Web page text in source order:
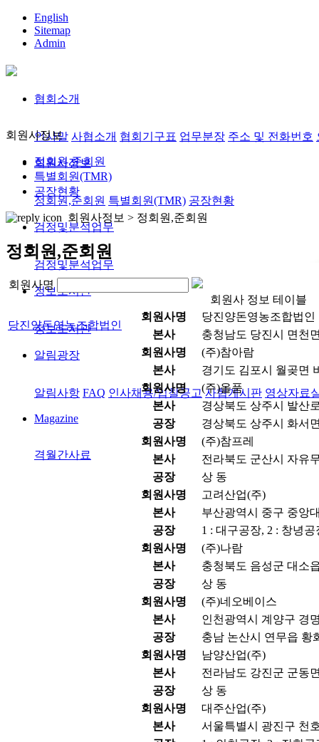
English
Sitemap
Admin
협회소개
인사말 사협소개 협회기구표 업무분장 주소 및 전화번호
회원사정보
정회원,준회원 특별회원(TMR) 공장현황
검정및분석업무
검정및분석업무
정보도서관
정보도서관
알림광장
알림사항 FAQ 인사채용/입찰공고 사협게시판 영상자료
Magazine
격월간사료
회원사정보
정회원,준회원
특별회원(TMR)
공장현황
회원사정보 > 정회원,준회원
정회원,준회원
회원사명
회원사 정보 테이블
당진양돈영농조합법인
회원사명
당진양돈영농조합법인
본사
충청남도 당진시 면천
회원사명
(주)참아람
본사
경기도 김포시 월곶면
회원사명
(주)올품
본사
경상북도 상주시 발산
공장
경상북도 상주시 화서
회원사명
(주)참프레
본사
전라북도 군산시 자유
공장
상 동
회원사명
고려산업(주)
본사
부산광역시 중구 중앙
공장
1 : 대구공장, 2 : 창녕공
회원사명
(주)나람
본사
충청북도 음성군 대소
공장
상 동
회원사명
(주)네오베이스
본사
인천광역시 계양구 경
공장
충남 논산시 연무읍 황
회원사명
남양산업(주)
본사
전라남도 강진군 군동
공장
상 동
회원사명
대주산업(주)
본사
서울특별시 광진구 천